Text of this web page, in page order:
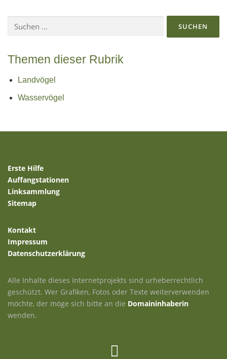
nach:
Themen dieser Rubrik
Landvögel
Wasservögel
Erste Hilfe
Auffangstationen
Linksammlung
Sitemap
Kontakt
Impressum
Datenschutzerklärung
Alle Inhalte dieses Internetprojekts sind urheberrechtlich
geschützt. Wer Grafiken, Fotos oder Texte weiterverwenden
möchte, der möge sich bitte an die Domaininhaberin
wenden.